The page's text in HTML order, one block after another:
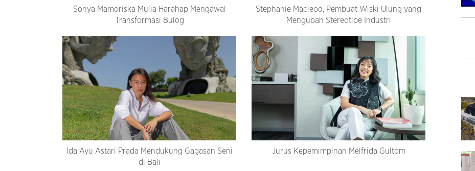
Sonya Mamoriska Mulia Harahap Mengawal
Transformasi Bulog
Stephanie Macleod, Pembuat Wiski Ulung yang
Mengubah Stereotipe Industri
Ida Ayu Astari Prada Mendukung Gagasan Seni
di Bali
Jurus Kepemimpinan Melfrida Gultom